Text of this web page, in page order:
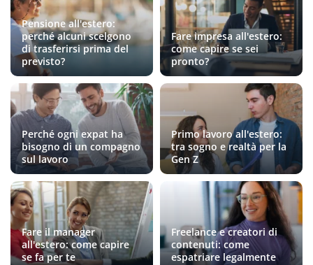
Pensione all'estero:
perché alcuni scelgono
di trasferirsi prima del
previsto?
Fare impresa all'estero:
come capire se sei
pronto?
Perché ogni expat ha
bisogno di un compagno
sul lavoro
Primo lavoro all'estero:
tra sogno e realtà per la
Gen Z
Fare il manager
all'estero: come capire
se fa per te
Freelance e creatori di
contenuti: come
espatriare legalmente